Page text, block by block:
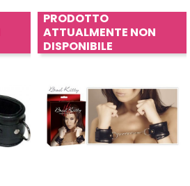
PRODOTTO
ATTUALMENTE NON
DISPONIBILE